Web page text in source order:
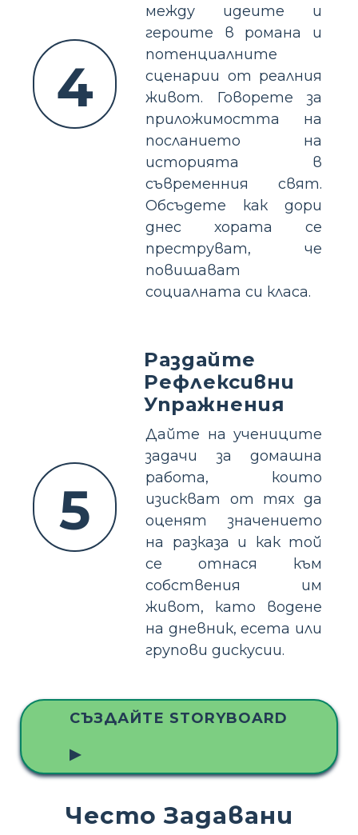
4
между идеите и
героите в романа и
потенциалните
сценарии от реалния
живот. Говорете за
приложимостта на
посланието на
историята в
съвременния свят.
Обсъдете как дори
днес хората се
преструват, че
повишават
социалната си класа.
5
Раздайте
Рефлексивни
Упражнения
Дайте на учениците
задачи за домашна
работа, които
изискват от тях да
оценят значението
на разказа и как той
се отнася към
собствения им
живот, като водене
на дневник, есета или
групови дискусии.
СЪЗДАЙТЕ STORYBOARD
▶
Често Задавани